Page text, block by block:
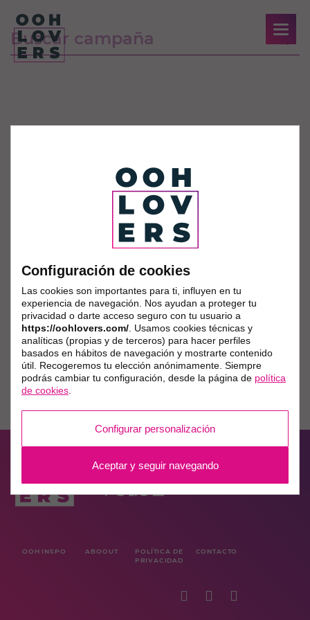
OOH INSPO ABOOUT
POLÍTICA DE
PRIVACIDAD
CONTACTO
Configuración de cookies
Las cookies son importantes para ti, influyen en tu
experiencia de navegación. Nos ayudan a proteger tu
privacidad o darte acceso seguro con tu usuario a
https://oohlovers.com/. Usamos cookies técnicas y
analíticas (propias y de terceros) para hacer perfiles
basados en hábitos de navegación y mostrarte contenido
útil. Recogeremos tu elección anónimamente. Siempre
podrás cambiar tu configuración, desde la página de política
de cookies.
Configurar personalización
Aceptar y seguir navegando